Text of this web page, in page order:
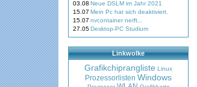
03.08 Neue DSLM im Jahr 2021
15.07 Mein Pc hat sich deaktiviert.
15.07 nvcontainer nerft...
27.05Desktop-PC Studium
Linkwolke
Grafikchiprangliste Linux
Prozessorlisten Windows